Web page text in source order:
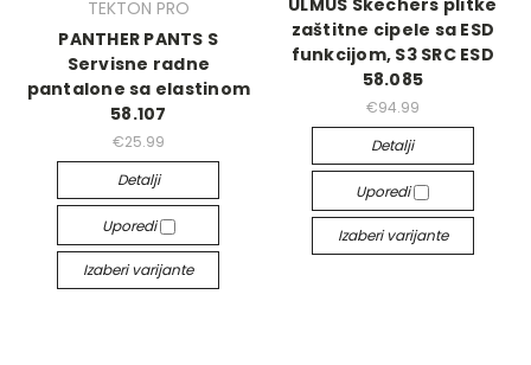
TEKTON PRO
PANTHER PANTS S
Servisne radne
pantalone sa elastinom
58.107
€25.99
Detalji
Uporedi
Izaberi varijante
zaštitne cipele sa ESD
funkcijom, S3 SRC ESD
58.085
€94.99
Detalji
Uporedi
Izaberi varijante